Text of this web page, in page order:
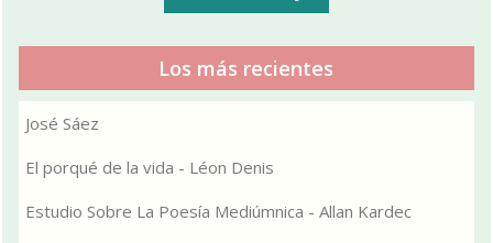
Los más recientes
José Sáez
El porqué de la vida - Léon Denis
Estudio Sobre La Poesía Mediúmnica - Allan Kardec